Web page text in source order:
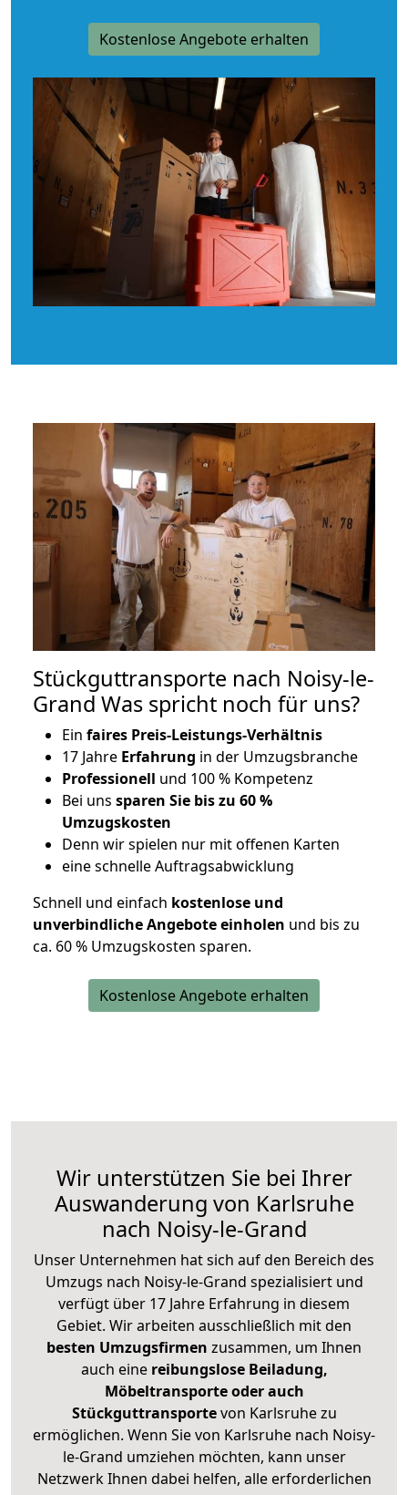
Kostenlose Angebote erhalten
Stückguttransporte nach Noisy-le-
Grand Was spricht noch für uns?
Ein faires Preis-Leistungs-Verhältnis
17 Jahre Erfahrung in der Umzugsbranche
Professionell und 100 % Kompetenz
Bei uns sparen Sie bis zu 60 %
Umzugskosten
Denn wir spielen nur mit offenen Karten
eine schnelle Auftragsabwicklung
Schnell und einfach kostenlose und
unverbindliche Angebote einholen und bis zu
ca. 60 % Umzugskosten sparen.
Kostenlose Angebote erhalten
Wir unterstützen Sie bei Ihrer
Auswanderung von Karlsruhe
nach Noisy-le-Grand
Unser Unternehmen hat sich auf den Bereich des
Umzugs nach Noisy-le-Grand spezialisiert und
verfügt über 17 Jahre Erfahrung in diesem
Gebiet. Wir arbeiten ausschließlich mit den
besten Umzugsfirmen zusammen, um Ihnen
auch eine reibungslose Beiladung,
Möbeltransporte oder auch
Stückguttransportevon Karlsruhe zu
ermöglichen. Wenn Sie von Karlsruhe nach Noisy-
le-Grand umziehen möchten, kann unser
Netzwerk Ihnen dabei helfen, alle erforderlichen